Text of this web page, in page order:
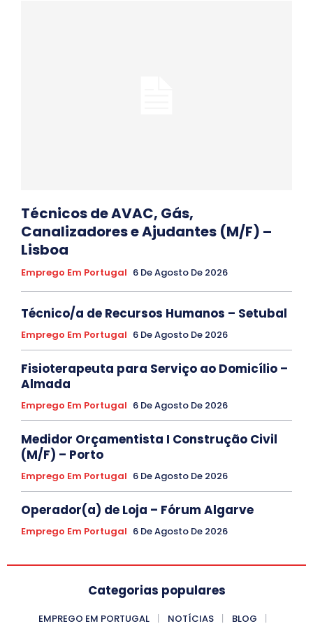
Técnicos de AVAC, Gás,
Canalizadores e Ajudantes (M/F) –
Lisboa
Emprego Em Portugal 6 De Agosto De 2026
Técnico/a de Recursos Humanos – Setubal
Emprego Em Portugal 6 De Agosto De 2026
Fisioterapeuta para Serviço ao Domicílio –
Almada
Emprego Em Portugal 6 De Agosto De 2026
Medidor Orçamentista I Construção Civil
(M/F) – Porto
Emprego Em Portugal 6 De Agosto De 2026
Operador(a) de Loja – Fórum Algarve
Emprego Em Portugal 6 De Agosto De 2026
Categorias populares
EMPREGO EM PORTUGAL NOTÍCIAS
BLOG